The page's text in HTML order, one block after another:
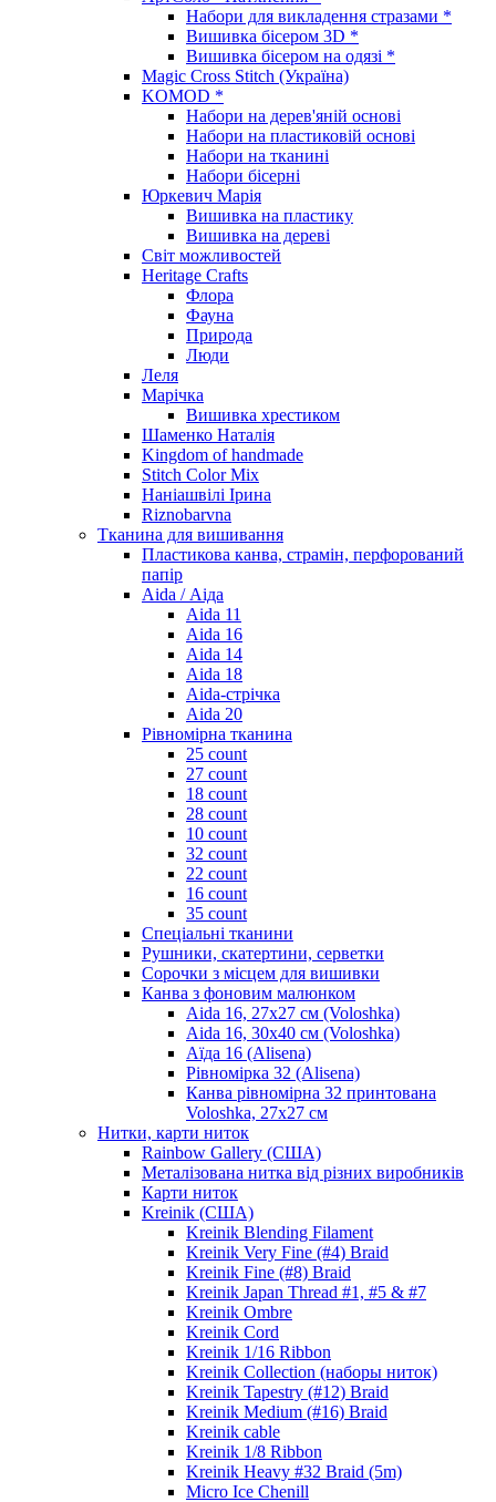
Набори для викладення стразами *
Вишивка бісером 3D *
Вишивка бісером на одязі *
Magic Cross Stitch (Україна)
KOMOD *
Набори на дерев'яній основі
Набори на пластиковій основі
Набори на тканині
Набори бісерні
Юркевич Марія
Вишивка на пластику
Вишивка на дереві
Світ можливостей
Heritage Crafts
Флора
Фауна
Природа
Люди
Леля
Марічка
Вишивка хрестиком
Шаменко Наталія
Kingdom of handmade
Stitch Color Mix
Наніашвілі Ірина
Riznobarvna
Тканина для вишивання
Пластикова канва, страмін, перфорований
папір
Aida / Аіда
Aida 11
Aida 16
Aida 14
Aida 18
Aida-стрічка
Aida 20
Рівномірна тканина
25 count
27 count
18 count
28 count
10 count
32 count
22 count
16 count
35 count
Спеціальні тканини
Рушники, скатертини, серветки
Сорочки з місцем для вишивки
Канва з фоновим малюнком
Aida 16, 27х27 см (Voloshka)
Aida 16, 30х40 см (Voloshka)
Аїда 16 (Alisena)
Рівномірка 32 (Alisena)
Канва рівномірна 32 принтована
Voloshka, 27х27 см
Нитки, карти ниток
Rainbow Gallery (США)
Металізована нитка від різних виробників
Карти ниток
Kreinik (США)
Kreinik Blending Filament
Kreinik Very Fine (#4) Braid
Kreinik Fine (#8) Braid
Kreinik Japan Thread #1, #5 & #7
Kreinik Ombre
Kreinik Cord
Kreinik 1/16 Ribbon
Kreinik Collection (наборы ниток)
Kreinik Tapestry (#12) Braid
Kreinik Medium (#16) Braid
Kreinik cable
Kreinik 1/8 Ribbon
Kreinik Heavy #32 Braid (5m)
Micro Ice Chenill